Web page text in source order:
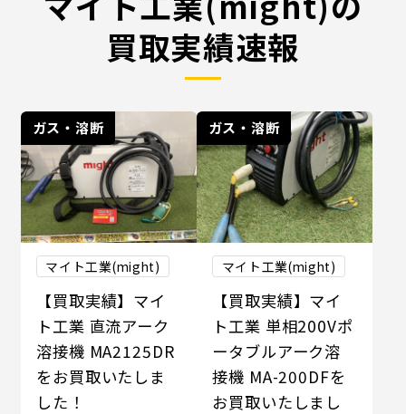
買取実績速報
ガス・溶断
マイト工業(might)
【買取実績】マイ
ト工業 直流アーク
溶接機 MA2125DR
をお買取いたしま
した！
ガス・溶断
マイト工業(might)
【買取実績】マイ
ト工業 単相200Vポ
ータブルアーク溶
接機 MA-200DFを
お買取いたしまし